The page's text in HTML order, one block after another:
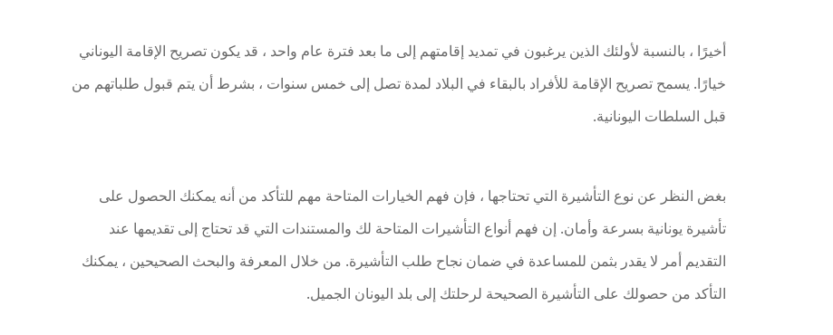
أخيرًا ، بالنسبة لأولئك الذين يرغبون في تمديد إقامتهم إلى ما بعد فترة عام واحد ، قد يكون تصريح الإقامة اليوناني
خيارًا. يسمح تصريح الإقامة للأفراد بالبقاء في البلاد لمدة تصل إلى خمس سنوات ، بشرط أن يتم قبول طلباتهم من
قبل السلطات اليونانية.
بغض النظر عن نوع التأشيرة التي تحتاجها ، فإن فهم الخيارات المتاحة مهم للتأكد من أنه يمكنك الحصول على
تأشيرة يونانية بسرعة وأمان. إن فهم أنواع التأشيرات المتاحة لك والمستندات التي قد تحتاج إلى تقديمها عند
التقديم أمر لا يقدر بثمن للمساعدة في ضمان نجاح طلب التأشيرة. من خلال المعرفة والبحث الصحيحين ، يمكنك
التأكد من حصولك على التأشيرة الصحيحة لرحلتك إلى بلد اليونان الجميل.